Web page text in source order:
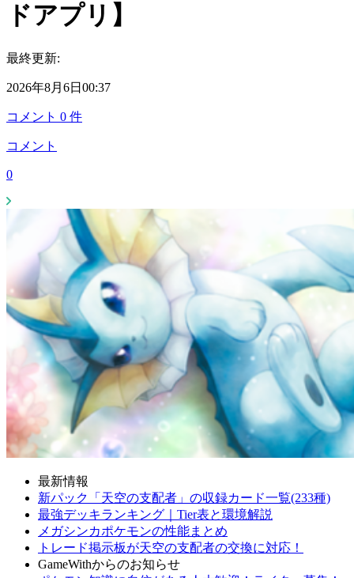
ドアプリ】
最終更新:
2026年8月6日00:37
コメント 0 件
コメント
0
最新情報
新パック「天空の支配者」の収録カード一覧(233種)
最強デッキランキング｜Tier表と環境解説
メガシンカポケモンの性能まとめ
トレード掲示板が天空の支配者の交換に対応！
GameWithからのお知らせ